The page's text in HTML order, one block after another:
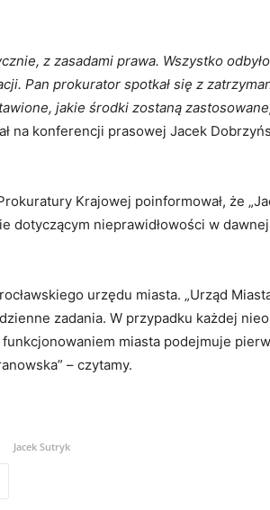
z zasadami prawa. Wszystko
Pan prokurator spotkał się z
jakie środki zostaną
na konferencji prasowej Jacek
Krajowej poinformował, że
dotyczącym nieprawidłowości w
urzędu miasta. „Urząd
zadania. W przypadku każdej
funkcjonowaniem miasta podejmuje
– czytamy.
Jacek Sutryk